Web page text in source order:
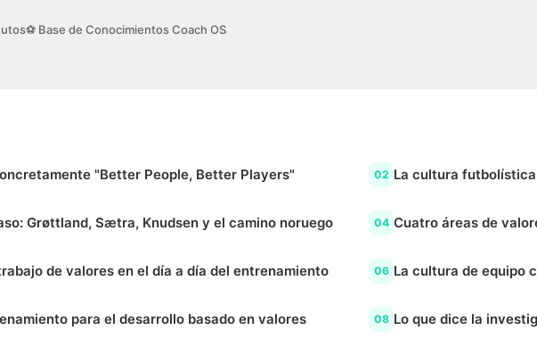
⚽ Base de Conocimientos Coach OS
"Better People, Better Players" 02 La cultura
Grøttland, Sætra, Knudsen y el camino noruego 04 Cuatro áreas de
de valores en el día a día del entrenamiento 06 La cultura de equipo
para el desarrollo basado en valores 08 Lo que dice la